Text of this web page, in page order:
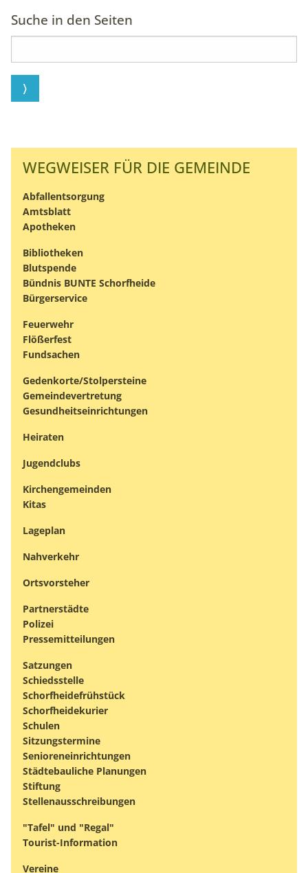
Suche in den Seiten
WEGWEISER FÜR DIE GEMEINDE
Abfallentsorgung
Amtsblatt
Apotheken
Bibliotheken
Blutspende
Bündnis BUNTE Schorfheide
Bürgerservice
Feuerwehr
Flößerfest
Fundsachen
Gedenkorte/Stolpersteine
Gemeindevertretung
Gesundheitseinrichtungen
Heiraten
Jugendclubs
Kirchengemeinden
Kitas
Lageplan
Nahverkehr
Ortsvorsteher
Partnerstädte
Polizei
Pressemitteilungen
Satzungen
Schiedsstelle
Schorfheidefrühstück
Schorfheidekurier
Schulen
Sitzungstermine
Senioreneinrichtungen
Städtebauliche Planungen
Stiftung
Stellenausschreibungen
"Tafel" und "Regal"
Tourist-Information
Vereine
Cookie Laufzeit:
1 Jahr